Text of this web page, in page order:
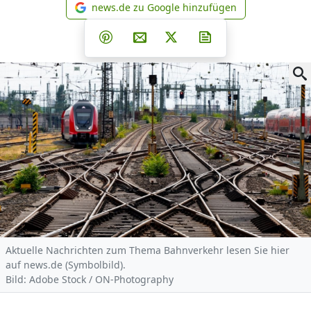
news.de zu Google
news.de zu Google hinzufügen
Teilen auf Facebook
Teilen auf Whatsapp
Teilen auf Telegram
Teilen auf Pinterest
Per E-Mail teilen
Post auf X
Aktuelle Nachrichten zum Thema Bahnverkehr lesen Sie hier
auf news.de (Symbolbild).
Bild: Adobe Stock / ON-Photography